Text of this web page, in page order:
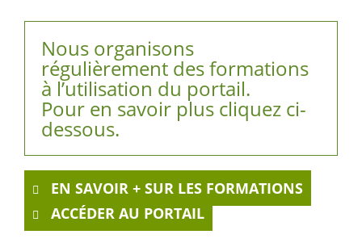
Nous organisons
régulièrement des formations
à l’utilisation du portail.
Pour en savoir plus cliquez ci-
dessous.
EN SAVOIR + SUR LES FORMATIONS
ACCÉDER AU PORTAIL